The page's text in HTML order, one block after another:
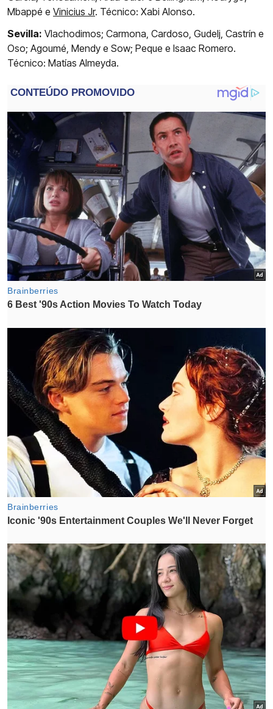
Mbappé e Vinicius Jr. Técnico: Xabi Alonso.
Sevilla: Vlachodimos; Carmona, Cardoso, Gudelj, Castrín e
Oso; Agoumé, Mendy e Sow; Peque e Isaac Romero.
Técnico: Matías Almeyda.